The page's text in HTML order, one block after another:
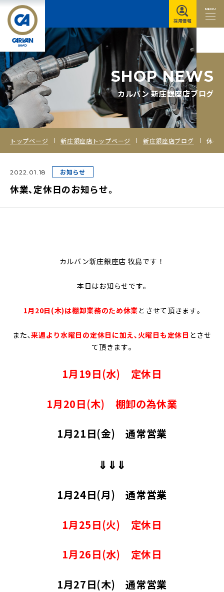
MENU
採用情報
SHOP NEWS
カルバン 新庄銀座店ブログ
トップページ 新庄銀座店トップページ 新庄銀座店ブログ 休業､定休日のお知らせ｡
2022.01.18 お知らせ
休業､定休日のお知らせ｡
カルバン新庄銀座店 牧島です！
本日はお知らせです｡
1月20日(木)は棚卸業務のため休業とさせて頂きます｡
また､来週より水曜日の定休日に加え､火曜日も定休日 とさせ
て頂きます｡
1月19日(水) 定休日
1月20日(木) 棚卸の為休業
1月21日(金) 通常営業
⇓⇓⇓
1月24日(月) 通常営業
1月25日(火) 定休日
1月26日(水) 定休日
1月27日(木) 通常営業